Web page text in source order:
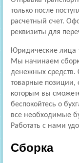
только после
расчетный счет.
реквизиты для
Юридические лица
Мы начинаем
денежных
товарные позиции,
которым вы
беспокойтесь о
все необходимые
Работать с нами
Сборка